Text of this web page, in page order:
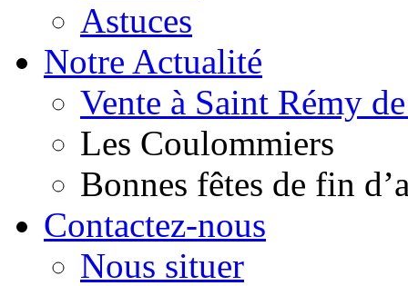
Astuces
Notre Actualité
Vente à Saint Rémy
Les Coulommiers
Bonnes fêtes de fin
Contactez-nous
Nous situer